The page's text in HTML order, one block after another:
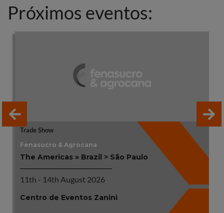
Próximos eventos:
Trade Show
Fenasucro & Agrocana
The Americas » Brazil > São Paulo
11th - 14th August 2026
Centro de Eventos Zanini